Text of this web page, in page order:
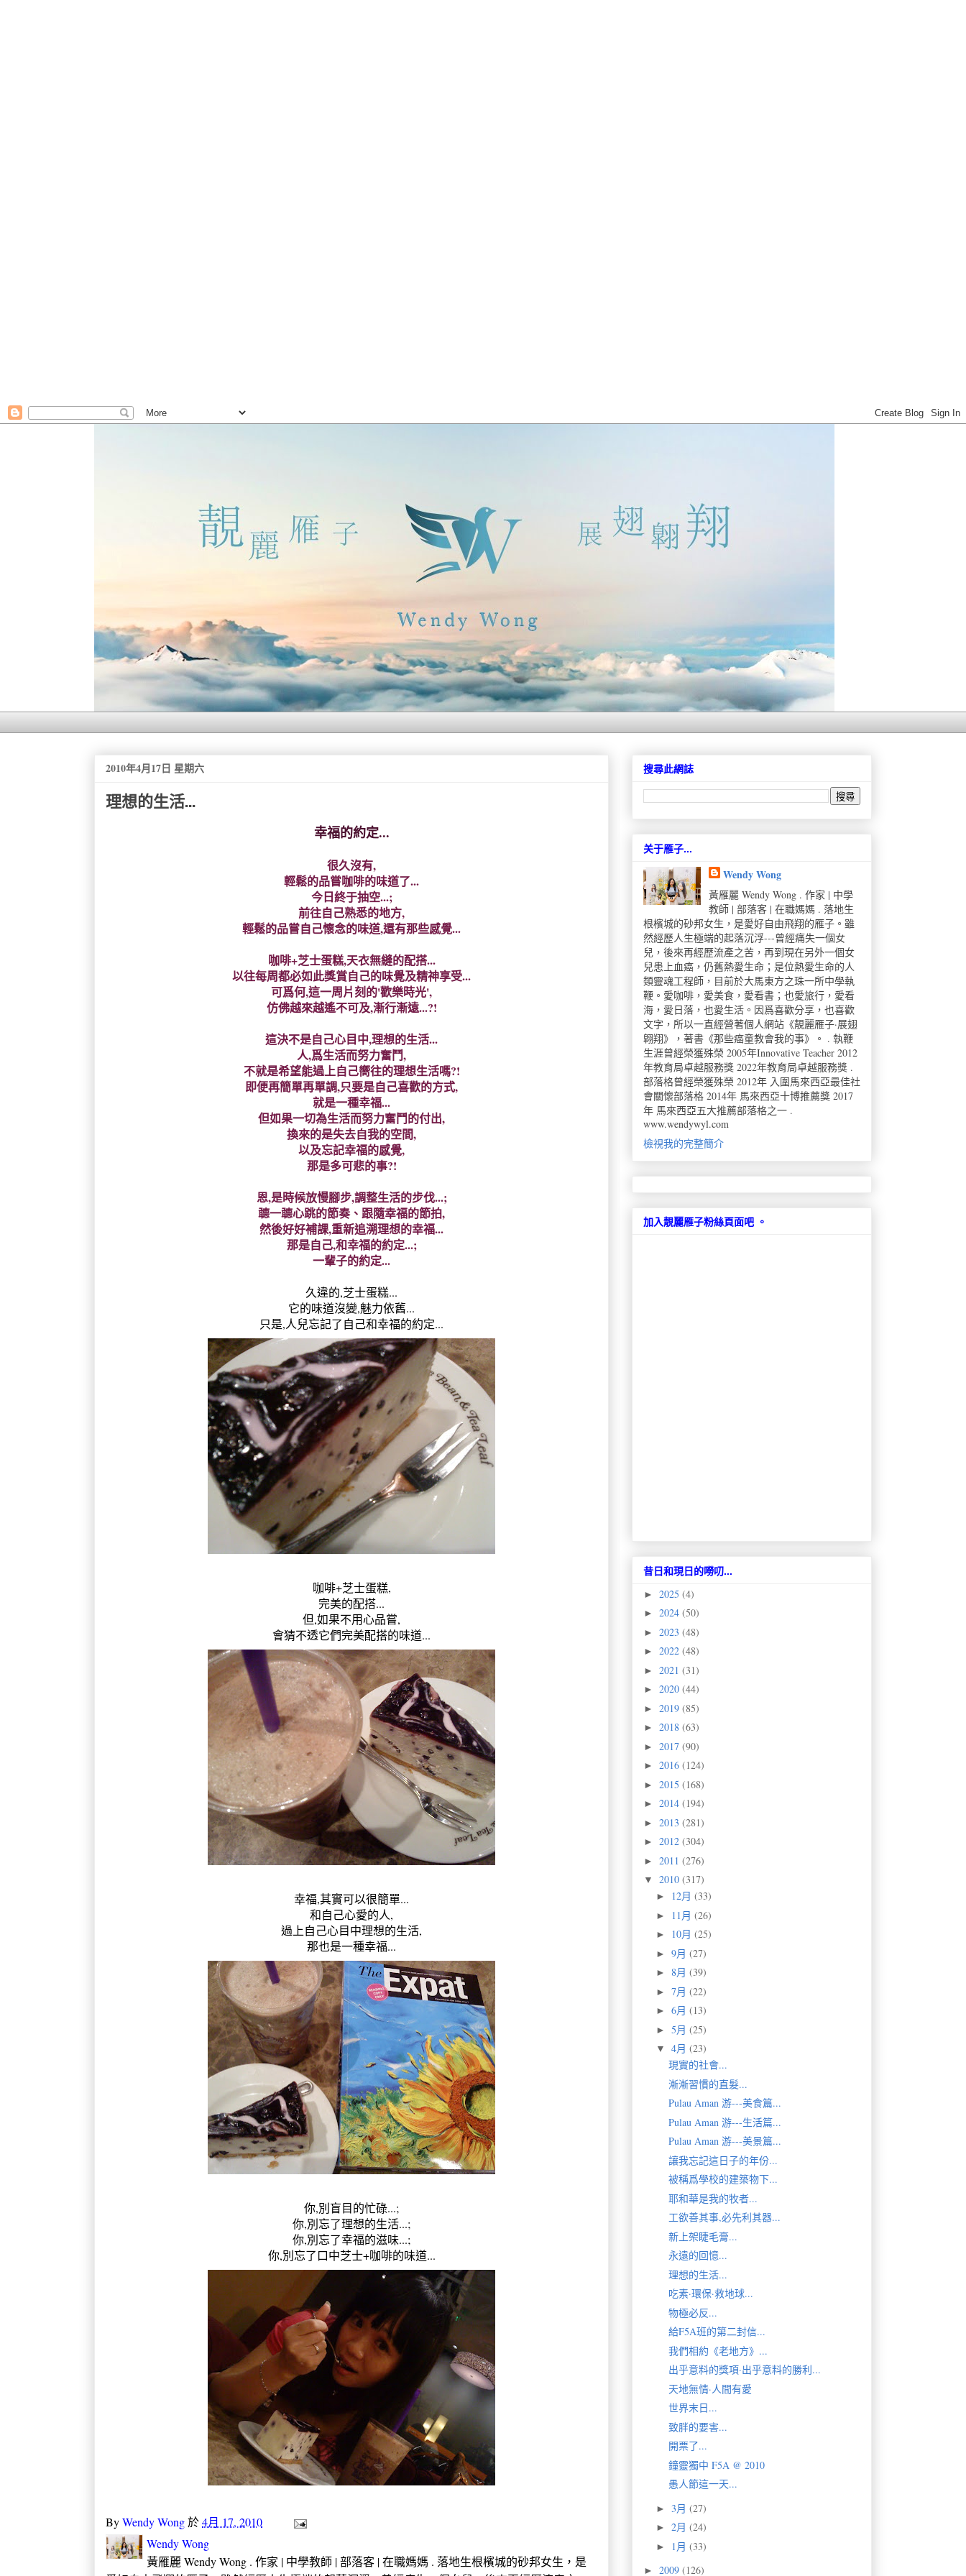
2010年4月17日 星期六
理想的生活...
幸福的約定...
很久沒有,
輕鬆的品嘗咖啡的味道了...
今日終于抽空...;
前往自己熟悉的地方,
輕鬆的品嘗自己懷念的味道,還有那些感覺...
咖啡+芝士蛋糕,天衣無縫的配搭...
以往每周都必如此獎賞自己的味覺及精神享受...
可爲何,這一周片刻的'歡樂時光',
仿佛越來越遙不可及,漸行漸遠...?!
這決不是自己心目中,理想的生活...
人,爲生活而努力奮鬥,
不就是希望能過上自己嚮往的理想生活嗎?!
即便再簡單再單調,只要是自己喜歡的方式,
就是一種幸福...
但如果一切為生活而努力奮鬥的付出,
換來的是失去自我的空間,
以及忘記幸福的感覺,
那是多可悲的事?!
恩,是時候放慢腳步,調整生活的步伐...;
聼一聼心跳的節奏、跟隨幸福的節拍,
然後好好補課,重新追溯理想的幸福...
那是自己,和幸福的約定...;
一輩子的約定...
久違的,芝士蛋糕...
它的味道沒變,魅力依舊...
只是,人兒忘記了自己和幸福的約定...
咖啡+芝士蛋糕,
完美的配搭...
但,如果不用心品嘗,
會猜不透它們完美配搭的味道...
幸福,其實可以很簡單...
和自己心愛的人,
過上自己心目中理想的生活,
那也是一種幸福...
你,別盲目的忙碌...;
你,別忘了理想的生活...;
你,別忘了幸福的滋味...;
你,別忘了口中芝士+咖啡的味道...
ByWendy Wong於4月 17, 2010
Wendy Wong
黃雁麗 Wendy Wong . 作家 | 中學教師 | 部落客 | 在職媽媽 . 落地生根檳城的砂邦女生，是
搜尋此網誌
关于雁子...
Wendy Wong
黃雁麗 Wendy Wong . 作家 | 中學
教師 | 部落客 | 在職媽媽 . 落地生
根檳城的砂邦女生，是愛好自由飛翔的雁子。雖
然經歷人生極端的起落沉浮---曾經痛失一個女
兒，後來再經歷流產之苦，再到現在另外一個女
兒患上血癌，仍舊熱愛生命；是位熱愛生命的人
類靈魂工程師，目前於大馬東方之珠一所中學執
鞭。愛咖啡，愛美食，愛看書；也愛旅行，愛看
海，愛日落，也愛生活。因爲喜歡分享，也喜歡
文字，所以一直經營著個人網站《靚麗雁子·展翅
翺翔》，著書《那些癌童教會我的事》。 . 執鞭
生涯曾經榮獲殊榮 2005年Innovative Teacher 2012
年教育局卓越服務獎 2022年教育局卓越服務獎 .
部落格曾經榮獲殊榮 2012年 入圍馬來西亞最佳社
會關懷部落格 2014年 馬來西亞十博推薦獎 2017
年 馬來西亞五大推薦部落格之一 .
www.wendywyl.com
檢視我的完整簡介
加入靚麗雁子粉絲頁面吧 。
昔日和現日的嘮叨...
► 2025 (4)
► 2024 (50)
► 2023 (48)
► 2022 (48)
► 2021 (31)
► 2020 (44)
► 2019 (85)
► 2018 (63)
► 2017 (90)
► 2016 (124)
► 2015 (168)
► 2014 (194)
► 2013 (281)
► 2012 (304)
► 2011 (276)
▼ 2010 (317)
► 12月 (33)
► 11月 (26)
► 10月 (25)
► 9月 (27)
► 8月 (39)
► 7月 (22)
► 6月 (13)
► 5月 (25)
▼ 4月 (23)
現實的社會...
漸漸習慣的直髮...
Pulau Aman 游---美食篇...
Pulau Aman 游---生活篇...
Pulau Aman 游---美景篇...
讓我忘記這日子的年份...
被稱爲學校的建築物下...
耶和華是我的牧者...
工欲善其事,必先利其器...
新上架睫毛膏...
永遠的回憶...
理想的生活...
吃素·環保·救地球...
物極必反...
給F5A班的第二封信...
我們相約《老地方》...
出乎意料的獎項·出乎意料的勝利...
天地無情·人間有愛
世界末日...
致胖的要害...
開票了...
鐘靈獨中 F5A @ 2010
愚人節這一天...
► 3月 (27)
► 2月 (24)
► 1月 (33)
► 2009 (126)